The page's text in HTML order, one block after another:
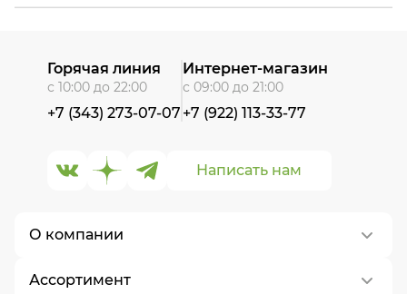
О компании
О нас
Ассортимент
Написать нам
Горячая линия
с 10:00 до 22:00
+7 (343) 273-07-07
Интернет-магазин
с 09:00 до 21:00
+7 (922) 113-33-77